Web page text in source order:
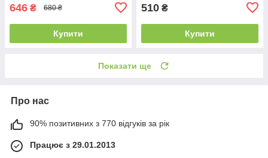
646 ₴ 680 ₴
Купити
510 ₴
Купити
Показати ще
Про нас
90% позитивних з 770 відгуків за рік
Працює з 29.01.2013